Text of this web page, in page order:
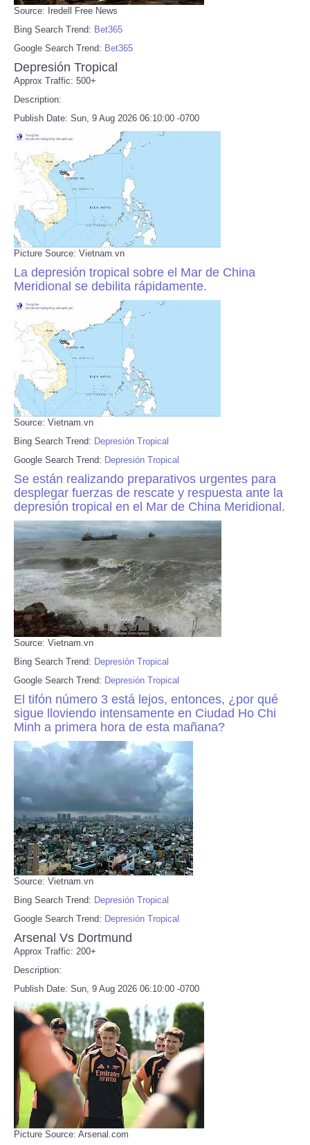
Source: Iredell Free News
Bing Search Trend: Bet365
Google Search Trend: Bet365
Depresión Tropical
Approx Traffic: 500+
Description:
Publish Date: Sun, 9 Aug 2026 06:10:00 -0700
Picture Source: Vietnam.vn
La depresión tropical sobre el Mar de China
Meridional se debilita rápidamente.
Source: Vietnam.vn
Bing Search Trend: Depresión Tropical
Google Search Trend: Depresión Tropical
Se están realizando preparativos urgentes para
desplegar fuerzas de rescate y respuesta ante la
depresión tropical en el Mar de China Meridional.
Source: Vietnam.vn
Bing Search Trend: Depresión Tropical
Google Search Trend: Depresión Tropical
El tifón número 3 está lejos, entonces, ¿por qué
sigue lloviendo intensamente en Ciudad Ho Chi
Minh a primera hora de esta mañana?
Source: Vietnam.vn
Bing Search Trend: Depresión Tropical
Google Search Trend: Depresión Tropical
Arsenal Vs Dortmund
Approx Traffic: 200+
Description:
Publish Date: Sun, 9 Aug 2026 06:10:00 -0700
Picture Source: Arsenal.com